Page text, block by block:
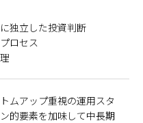
独立した投資判断
ロセス
ムアップ重視の運用スタ
的要素を加味して中長期